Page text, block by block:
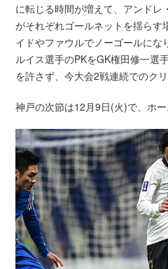
に転じる時間が増えて、アンド
がそれぞれゴールネットを揺らす
イドやファウルでノーゴールにな
ルイス選手のPKをGK権田修一選
を許さず、今大会2戦連続でのクリ
神戸の次節は12月9日(火)で、ホー